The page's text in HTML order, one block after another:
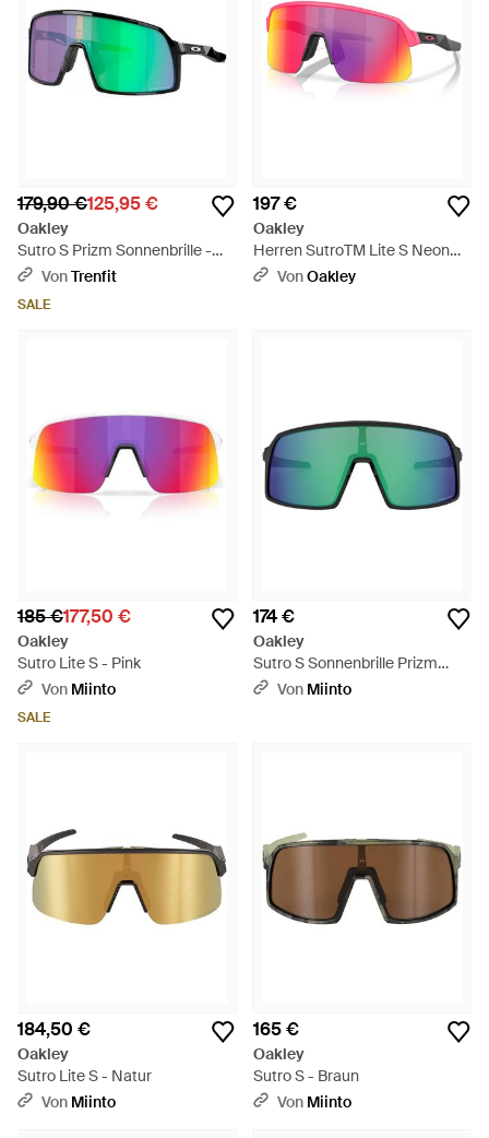
179,90 €125,95 €
Oakley
Sutro S Prizm Sonnenbrille -
GrünVonTrenfit
SALE
197 €
Oakley
Herren SutroTM Lite S Neon
Pop Collection Sonnenbrillen -
VonOakley
185 €177,50 €
Oakley
Sutro Lite S - Pink
Von Miinto
SALE
174 €
Oakley
Sutro S Sonnenbrille Prizm
Jade Schwarz - Grün
Von Miinto
184,50 €
Oakley
Sutro Lite S - Natur
Von Miinto
165 €
Oakley
Sutro S - Braun
Von Miinto